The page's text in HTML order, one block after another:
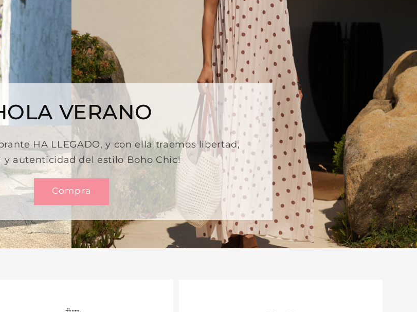
VERANO
HA LLEGADO, y con ella traemos libertad,
y autenticidad del estilo Boho Chic!
Compra